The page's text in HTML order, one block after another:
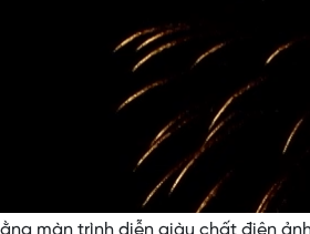
màn trình diễn giàu chất điện